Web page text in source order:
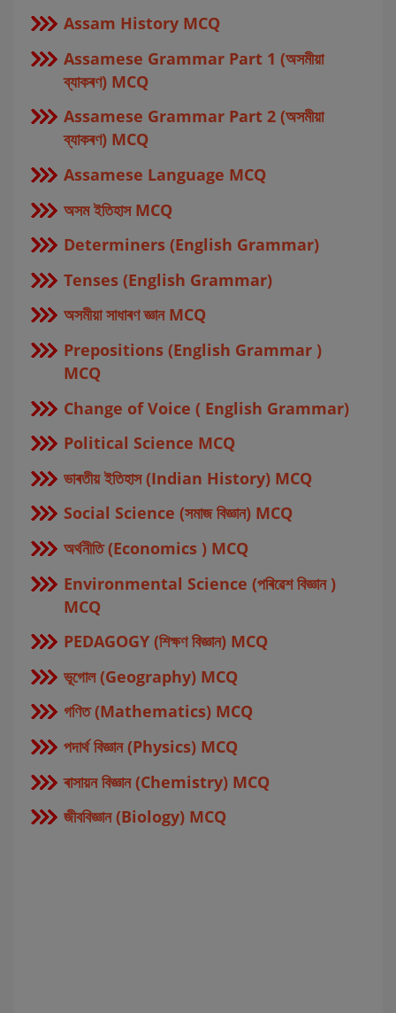
Assam History MCQ
Assamese Grammar Part 1 (অসমীয়া
ব্যাকৰণ) MCQ
Assamese Grammar Part 2 (অসমীয়া
ব্যাকৰণ) MCQ
Assamese Language MCQ
অসম ইতিহাস MCQ
Determiners (English Grammar)
Tenses (English Grammar)
অসমীয়া সাধাৰণ জ্ঞান MCQ
Prepositions (English Grammar )
MCQ
Change of Voice ( English Grammar)
Political Science MCQ
ভাৰতীয় ইতিহাস (Indian History) MCQ
Social Science (সমাজ বিজ্ঞান) MCQ
অর্থনীতি (Economics ) MCQ
Environmental Science (পৰিৱেশ বিজ্ঞান )
MCQ
PEDAGOGY (শিক্ষণ বিজ্ঞান) MCQ
ভূগোল (Geography) MCQ
গণিত (Mathematics) MCQ
পদার্থ বিজ্ঞান (Physics) MCQ
ৰাসায়ন বিজ্ঞান (Chemistry) MCQ
জীববিজ্ঞান (Biology) MCQ